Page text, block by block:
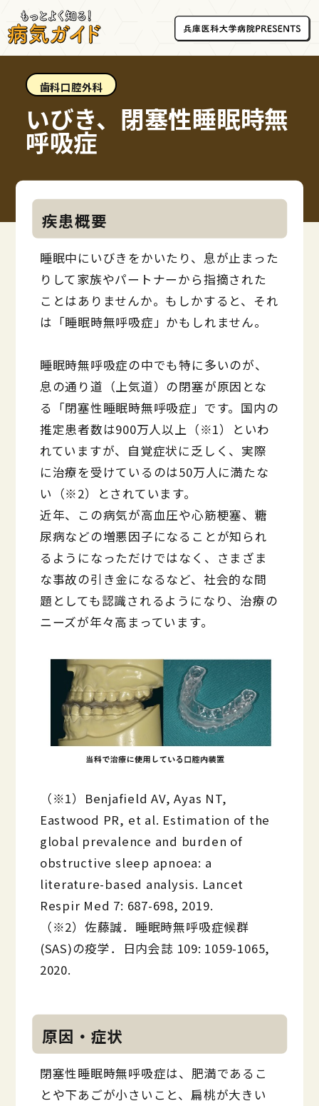
歯科口腔外科
いびき、閉塞性睡眠時無
呼吸症
疾患概要
睡眠中にいびきをかいたり、息が止まった
りして家族やパートナーから指摘された
ことはありませんか。もしかすると、それ
は「睡眠時無呼吸症」かもしれません。
睡眠時無呼吸症の中でも特に多いのが、
息の通り道（上気道）の閉塞が原因とな
る「閉塞性睡眠時無呼吸症」です。国内の
推定患者数は900万人以上（※1）といわ
れていますが、自覚症状に乏しく、実際
に治療を受けているのは50万人に満たな
い（※2）とされています。
近年、この病気が高血圧や心筋梗塞、糖
尿病などの増悪因子になることが知られ
るようになっただけではなく、さまざま
な事故の引き金になるなど、社会的な問
題としても認識されるようになり、治療の
ニーズが年々高まっています。
（※1）Benjafield AV, Ayas NT,
Eastwood PR, et al. Estimation of the
global prevalence and burden of
obstructive sleep apnoea: a
literature-based analysis. Lancet
Respir Med 7: 687-698, 2019.
（※2）佐藤誠．睡眠時無呼吸症候群
(SAS)の疫学．日内会誌 109: 1059-1065,
2020.
原因・症状
閉塞性睡眠時無呼吸症は、肥満であるこ
とや下あごが小さいこと、扁桃が大きい